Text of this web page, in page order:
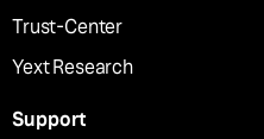
Trust-Center
Yext Research
Support